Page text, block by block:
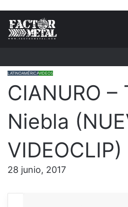
LATINOAMÉRICAVIDEOS
CIANURO –
Niebla
VIDEOCLIP)
28 junio, 2017